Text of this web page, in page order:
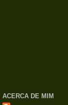
ACERCA DE MIM